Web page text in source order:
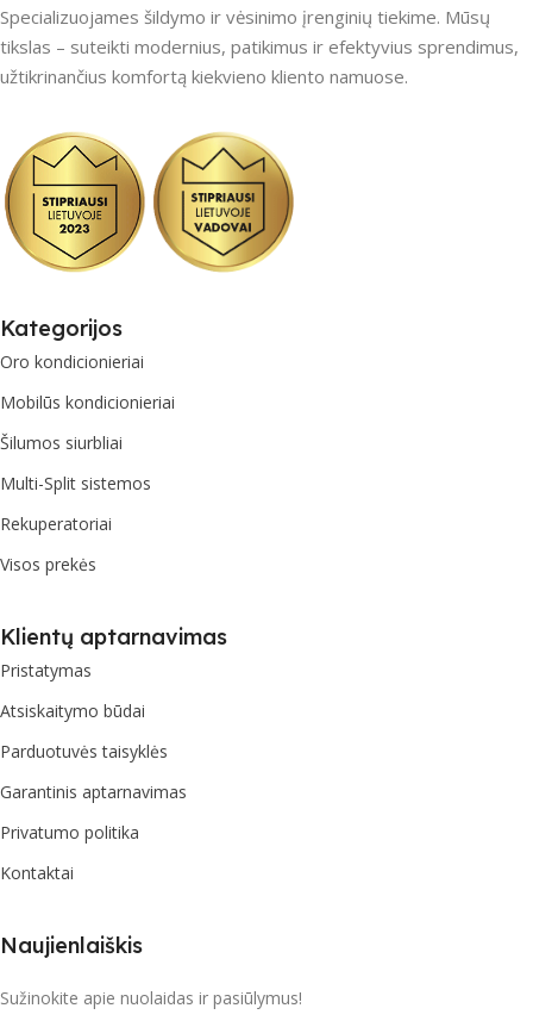
Specializuojames šildymo ir vėsinimo įrenginių tiekime. Mūsų
tikslas – suteikti modernius, patikimus ir efektyvius sprendimus,
užtikrinančius komfortą kiekvieno kliento namuose.
Kategorijos
Oro kondicionieriai
Mobilūs kondicionieriai
Šilumos siurbliai
Multi-Split sistemos
Rekuperatoriai
Visos prekės
Klientų aptarnavimas
Pristatymas
Atsiskaitymo būdai
Parduotuvės taisyklės
Garantinis aptarnavimas
Privatumo politika
Kontaktai
Naujienlaiškis
Sužinokite apie nuolaidas ir pasiūlymus!